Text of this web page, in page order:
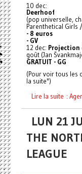
10 dec:
Deerhoof
(pop universelle,
Parenthetical Girls
- 8 euros
- GV
12 dec: Projection
goût (Jan
GRATUIT - GG
(Pour voir tous les
la suite")
Lire la suite :
LUN 21
THE
LEAGUE